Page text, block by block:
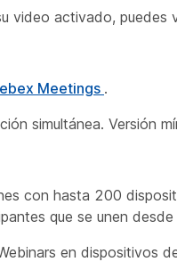
video activado, puedes
Meetings .
simultánea. Versión
con hasta 200
que se unen
en dispositivos